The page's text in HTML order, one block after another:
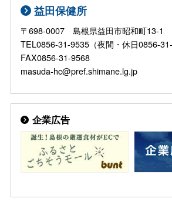
益田保健所
〒698-0007 島根県益田市昭和町13-1
TEL0856-31-9535（夜間・休日0856-31-
FAX0856-31-9568
masuda-hc@pref.shimane.lg.jp
企業広告